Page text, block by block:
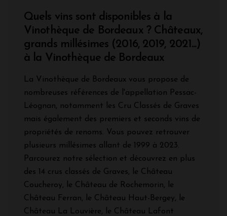
Quels vins sont disponibles à la
Vinothèque de Bordeaux ? Châteaux,
grands millésimes (2016, 2019, 2021...)
à la Vinothèque de Bordeaux
La Vinothèque de Bordeaux vous propose de
nombreuses références de l'appellation Pessac-
Léognan, notamment les Cru Classés de Graves
mais également des premiers et seconds vins de
propriétés de renoms. Vous pouvez retrouver
plusieurs millésimes allant de 1999 à 2023.
Parcourez notre sélection et découvrez en plus
des 14 crus classés de Graves, le Château
Coucheroy, le Château de Rochemorin, le
Château Ferran, le Château Haut-Bergey, le
Château La Louvière, le Château Lafont